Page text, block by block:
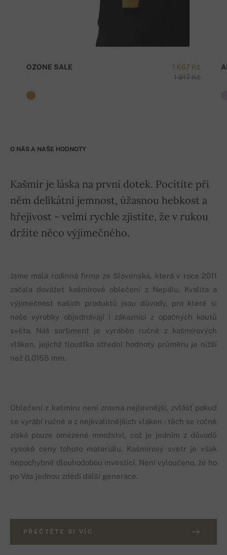
1 667 Kč
1 917 Kč
OZONE SALE
O NÁS A NAŠE HODNOTY
Kašmír je láska na první dotek. Pocítíte při
něm delikátní jemnost, úžasnou hebkost a
hřejivost - velmi rychle zjistíte, že v rukou
držíte něco výjimečného.
Jsme malá rodinná firma ze Slovenska, která v roce 2011
začala dovážet kašmírové oblečení z Nepálu. Kvalita a
výjimečnost našich produktů jsou důvody, pro které si
naše výrobky objednávají i zákazníci z opačných koutů
světa. Náš sortiment je vyráběn ručně z kašmírových
vláken, jejichž tloušťka střední hodnoty průměru je nižší
než 0,0155 mm.
Oblečení z kašmíru není zrovna nejlevnější, zvlášť pokud
se vyrábí ručně a z nejkvalitnějších vláken - těch se ročně
získá pouze omezené množství, což je jedním z důvodů
vysoké ceny tohoto materiálu. Kašmírový svetr je však
nepochybně dlouhodobou investicí. Není vyloučeno, že ho
po Vás jednou zdědí další generace.
PŘEČTĚTE SI VÍC